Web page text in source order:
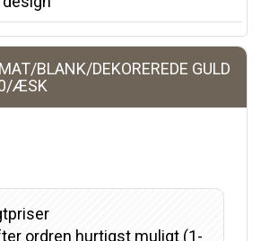
BLANK/DEKOREREDE GULD
ÆSK
ordren hurtigst muligt (1-